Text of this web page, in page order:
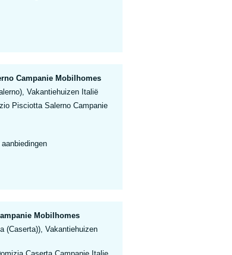
Campanie Mobilhomes
Vakantiehuizen Italië
Pisciotta Salerno Campanie
Mobilhomes
(Caserta)), Vakantiehuizen